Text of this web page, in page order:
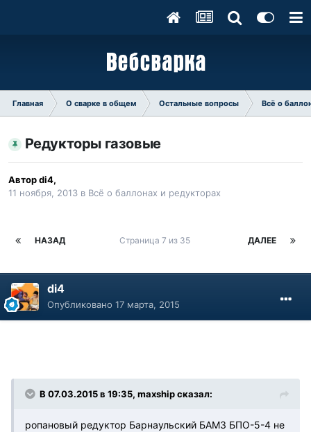
Главная О сварке в общем Остальные вопросы Всё о
Редукторы газовые
Авторdi4,
11 ноября, 2013 в Всё о баллонах и редукторах
НАЗАД ДАЛЕЕ
Страница 7 из 35
di4
Опубликовано 17 марта, 2015
В 07.03.2015 в 19:35, maxship сказал:
ропановый редуктор Барнаульский БАМЗ БПО-5-4 не